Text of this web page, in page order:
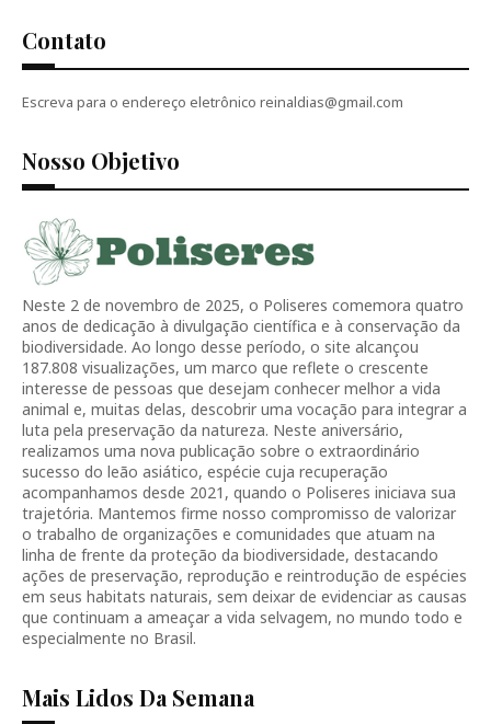
Contato
Escreva para o endereço eletrônico reinaldias@gmail.com
Nosso Objetivo
Neste 2 de novembro de 2025, o Poliseres comemora quatro
anos de dedicação à divulgação científica e à conservação da
biodiversidade. Ao longo desse período, o site alcançou
187.808 visualizações, um marco que reflete o crescente
interesse de pessoas que desejam conhecer melhor a vida
animal e, muitas delas, descobrir uma vocação para integrar a
luta pela preservação da natureza. Neste aniversário,
realizamos uma nova publicação sobre o extraordinário
sucesso do leão asiático, espécie cuja recuperação
acompanhamos desde 2021, quando o Poliseres iniciava sua
trajetória. Mantemos firme nosso compromisso de valorizar
o trabalho de organizações e comunidades que atuam na
linha de frente da proteção da biodiversidade, destacando
ações de preservação, reprodução e reintrodução de espécies
em seus habitats naturais, sem deixar de evidenciar as causas
que continuam a ameaçar a vida selvagem, no mundo todo e
especialmente no Brasil.
Mais Lidos Da Semana